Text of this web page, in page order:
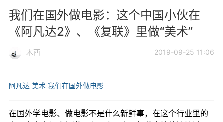
我们在国外做电影：这个中国小伙在
《阿凡达2》、《复联》里做“美术”
木西 2019-09-25 11:06
阿凡达 美术 我们在国外做电影
在国外学电影、做电影不是什么新鲜事，在这个行业里的